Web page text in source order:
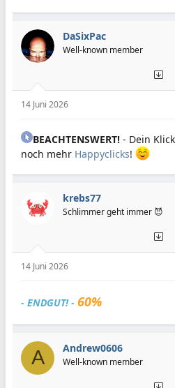
DaSixPac
Well-known member
14 Juni 2026
BEACHTENSWERT! - Dein
noch mehr Happyclicks!
krebs77
Schlimmer geht immer 😈
14 Juni 2026
- ENDGUT! - 60%
A Andrew0606
Well-known member